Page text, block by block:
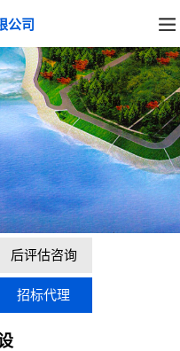
公司
后评估咨询
招标代理